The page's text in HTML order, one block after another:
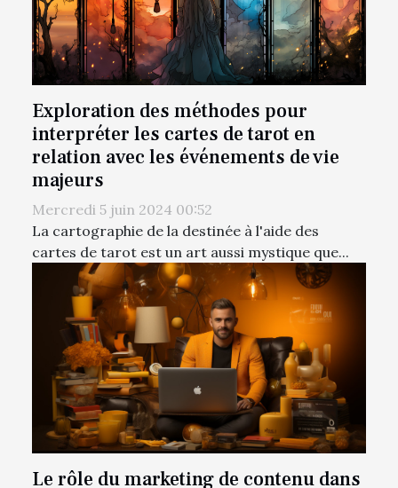
Exploration des méthodes pour
interpréter les cartes de tarot en
relation avec les événements de vie
majeurs
Mercredi 5 juin 2024 00:52
La cartographie de la destinée à l'aide des
cartes de tarot est un art aussi mystique que...
Le rôle du marketing de contenu dans